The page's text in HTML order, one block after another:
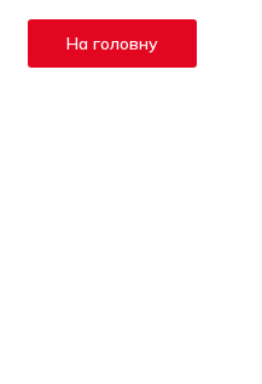
На головну